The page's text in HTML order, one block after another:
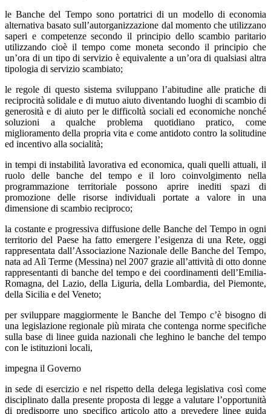
le Banche del Tempo sono portatrici di un modello di economia
alternativa basato sull’autorganizzazione dal momento che utilizzano
saperi e competenze secondo il principio dello scambio paritario
utilizzando cioè il tempo come moneta secondo il principio che
un’ora di un tipo di servizio è equivalente a un’ora di qualsiasi altra
tipologia di servizio scambiato;
le regole di questo sistema sviluppano l’abitudine alle pratiche di
reciprocità solidale e di mutuo aiuto diventando luoghi di scambio di
generosità e di aiuto per le difficoltà sociali ed economiche nonché
soluzioni a qualche problema quotidiano pratico, come
miglioramento della propria vita e come antidoto contro la solitudine
ed incentivo alla socialità;
in tempi di instabilità lavorativa ed economica, quali quelli attuali, il
ruolo delle banche del tempo e il loro coinvolgimento nella
programmazione territoriale possono aprire inediti spazi di
promozione delle risorse individuali portate a valore in una
dimensione di scambio reciproco;
la costante e progressiva diffusione delle Banche del Tempo in ogni
territorio del Paese ha fatto emergere l’esigenza di una Rete, oggi
rappresentata dall’Associazione Nazionale delle Banche del Tempo,
nata ad Alì Terme (Messina) nel 2007 grazie all’attività di otto donne
rappresentanti di banche del tempo e dei coordinamenti dell’Emilia-
Romagna, del Lazio, della Liguria, della Lombardia, del Piemonte,
della Sicilia e del Veneto;
per sviluppare maggiormente le Banche del Tempo c’è bisogno di
una legislazione regionale più mirata che contenga norme specifiche
sulla base di linee guida nazionali che leghino le banche del tempo
con le istituzioni locali,
impegna il Governo
in sede di esercizio e nel rispetto della delega legislativa così come
disciplinato dalla presente proposta di legge a valutare l’opportunità
di predisporre uno specifico articolo atto a prevedere linee guida